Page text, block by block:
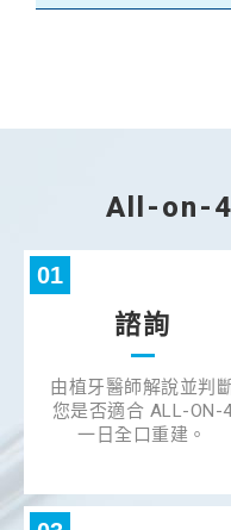
All-on-4
01
諮詢
由植牙醫師解說並判
您是否適合 ALL-ON-
一日全口重建。